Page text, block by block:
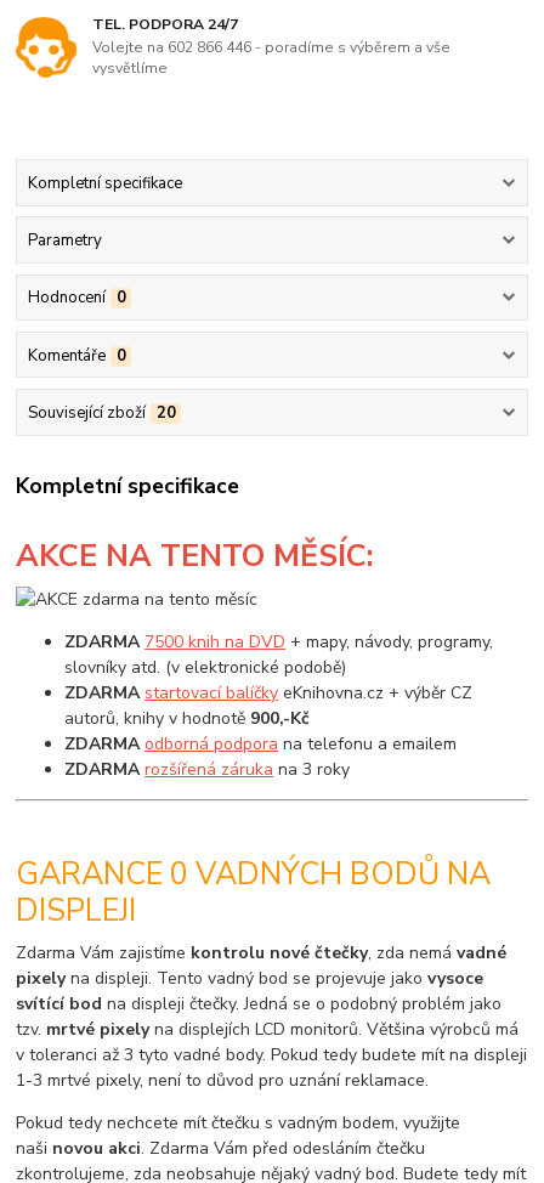
TEL. PODPORA 24/7
Volejte na 602 866 446 - poradíme s výběrem a vše
vysvětlíme
Kompletní specifikace
Parametry
Hodnocení 0
Komentáře 0
Související zboží 20
Kompletní specifikace
AKCE NA TENTO MĚSÍC:
ZDARMA 7500 knih na DVD + mapy, návody, programy,
slovníky atd. (v elektronické podobě)
ZDARMA startovací balíčky eKnihovna.cz + výběr CZ
autorů, knihy v hodnotě 900,-Kč
ZDARMA odborná podpora na telefonu a emailem
ZDARMA rozšířená záruka na 3 roky
GARANCE 0 VADNÝCH BODŮ NA
DISPLEJI
Zdarma Vám zajistíme kontrolu nové čtečky, zda nemávadné
pixelyna displeji. Tento vadný bod se projevuje jakovysoce
svítící bod na displeji čtečky. Jedná se o podobný problém jako
tzv. mrtvé pixelyna displejích LCD monitorů. Většina výrobců má
v toleranci až 3 tyto vadné body. Pokud tedy budete mít na displeji
1-3 mrtvé pixely, není to důvod pro uznání reklamace.
Pokud tedy nechcete mít čtečku s vadným bodem, využijte
naši novou akci. Zdarma Vám před odesláním čtečku
zkontrolujeme, zda neobsahuje nějaký vadný bod. Budete tedy mít